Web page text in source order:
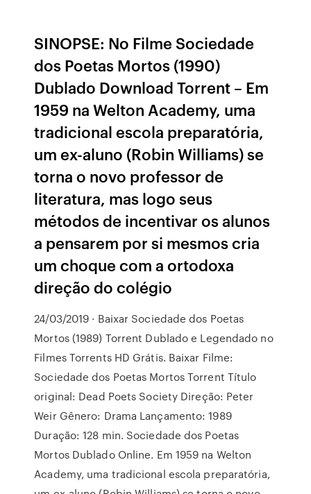
SINOPSE: No Filme Sociedade
dos Poetas Mortos (1990)
Dublado Download Torrent – Em
1959 na Welton Academy, uma
tradicional escola preparatória,
um ex-aluno (Robin Williams) se
torna o novo professor de
literatura, mas logo seus
métodos de incentivar os alunos
a pensarem por si mesmos cria
um choque com a ortodoxa
direção do colégio
24/03/2019 · Baixar Sociedade dos Poetas
Mortos (1989) Torrent Dublado e Legendado no
Filmes Torrents HD Grátis. Baixar Filme:
Sociedade dos Poetas Mortos Torrent Título
original: Dead Poets Society Direção: Peter
Weir Gênero: Drama Lançamento: 1989
Duração: 128 min. Sociedade dos Poetas
Mortos Dublado Online. Em 1959 na Welton
Academy, uma tradicional escola preparatória,